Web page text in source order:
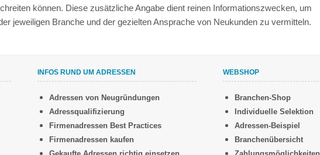
können. Diese zusätzliche Angabe dient reinen Informationszwecken, um
jeweiligen Branche und der gezielten Ansprache von Neukunden zu vermitteln.
INFOS RUND UM ADRESSEN
Adressen von Neugründungen
Adressqualifizierung
Firmenadressen Best Practices
Firmenadressen kaufen
WEBSHOP
Branchen-Shop
Individuelle Selektion
Adressen-Beispiel
Branchenübersicht